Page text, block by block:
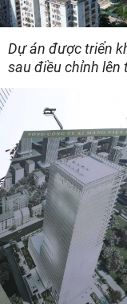
Dự án được triển
sau điều chỉnh lên